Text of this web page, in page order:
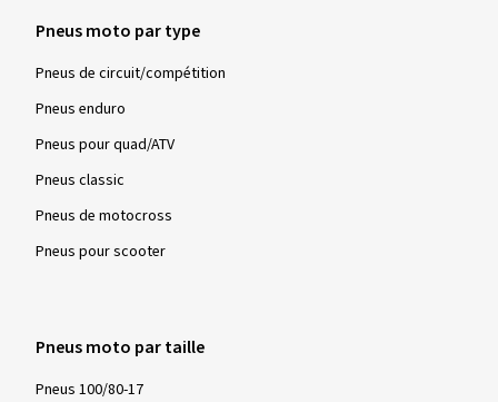
Pneus moto par type
Pneus de circuit/compétition
Pneus enduro
Pneus pour quad/ATV
Pneus classic
Pneus de motocross
Pneus pour scooter
Pneus moto par taille
Pneus 100/80-17